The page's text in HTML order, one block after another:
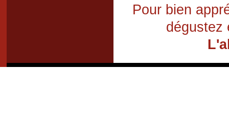
Pour bien
dégustez